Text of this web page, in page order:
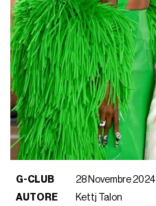
G-CLUB
28 Novembre 2024
AUTORE
Kettj Talon